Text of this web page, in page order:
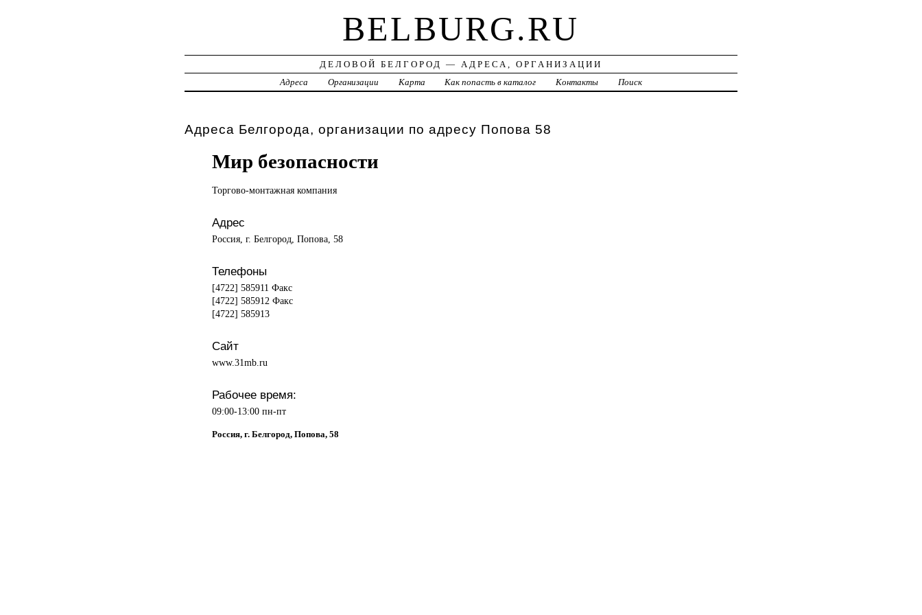
BELBURG.RU
ДЕЛОВОЙ БЕЛГОРОД — АДРЕСА, ОРГАНИЗАЦИИ
Адреса
Организации Карта Как попасть в каталог Контакты Поиск
Адреса Белгорода, организации по адресу Попова 58
Мир безопасности
Торгово-монтажная компания
Адрес
Россия, г. Белгород, Попова, 58
Телефоны
[4722] 585911 Факс
[4722] 585912 Факс
[4722] 585913
Сайт
www.31mb.ru
Рабочее время:
09:00-13:00 пн-пт
Россия, г. Белгород, Попова, 58